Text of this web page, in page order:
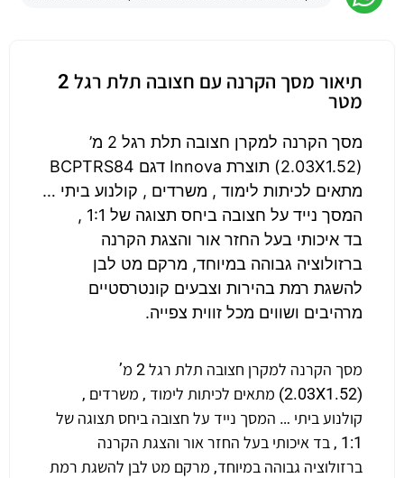
תיאור מסך הקרנה עם חצובה תלת רגל 2
מטר
מסך הקרנה למקרן חצובה תלת רגל 2 מ’
(2.03X1.52) תוצרת Innova דגם BCPTRS84
מתאים לכיתות לימוד , משרדים , קולנוע ביתי …
המסך נייד על חצובה ביחס תצוגה של 1:1 ,
בד איכותי בעל החזר אור והצגת הקרנה
ברזולוציה גבוהה במיוחד, מרקם מט לבן
להשגת רמת בהירות וצבעים קונטרסטיים
מרהיבים ושווים מכל זווית צפייה.
מסך הקרנה למקרן חצובה תלת רגל 2 מ’
(2.03X1.52) מתאים לכיתות לימוד , משרדים ,
קולנוע ביתי … המסך נייד על חצובה ביחס תצוגה של
1:1 , בד איכותי בעל החזר אור והצגת הקרנה
ברזולוציה גבוהה במיוחד, מרקם מט לבן להשגת רמת